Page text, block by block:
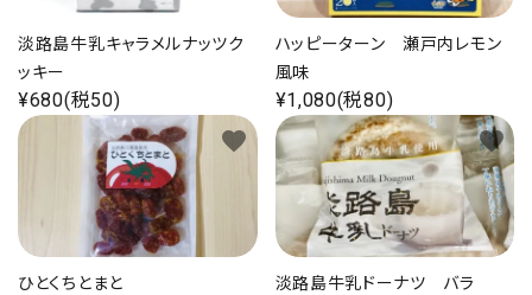
ようこそ ゲスト 様
ログイン 新規会員登録
淡路島牛乳キャラメルナッツク
ッキー
¥680(税50)
ハッピーターン 瀬戸内レモン
風味
¥1,080(税80)
ひとくちとまと
favorite
淡路島牛乳ドーナツ バラ
favorite